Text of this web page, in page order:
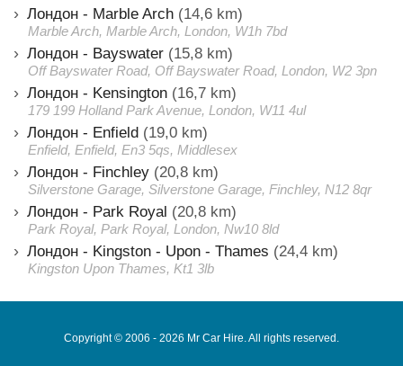
Лондон - Marble Arch (14,6 km)
Marble Arch, Marble Arch, London, W1h 7bd
Лондон - Bayswater (15,8 km)
Off Bayswater Road, Off Bayswater Road, London, W2 3pn
Лондон - Kensington (16,7 km)
179 199 Holland Park Avenue, London, W11 4ul
Лондон - Enfield (19,0 km)
Enfield, Enfield, En3 5qs, Middlesex
Лондон - Finchley (20,8 km)
Silverstone Garage, Silverstone Garage, Finchley, N12 8qr
Лондон - Park Royal (20,8 km)
Park Royal, Park Royal, London, Nw10 8ld
Лондон - Kingston - Upon - Thames (24,4 km)
Kingston Upon Thames, Kt1 3lb
Copyright © 2006 - 2026 Mr Car Hire. All rights reserved.